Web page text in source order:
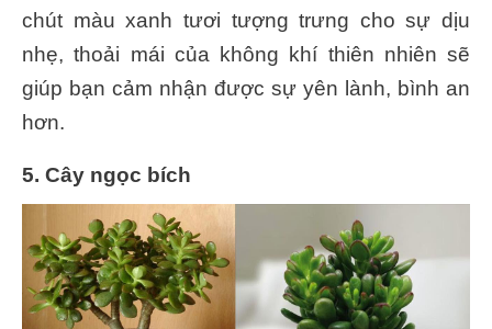
chút màu xanh tươi tượng trưng cho sự dịu
nhẹ, thoải mái của không khí thiên nhiên sẽ
giúp bạn cảm nhận được sự yên lành, bình an
hơn.
5. Cây ngọc bích